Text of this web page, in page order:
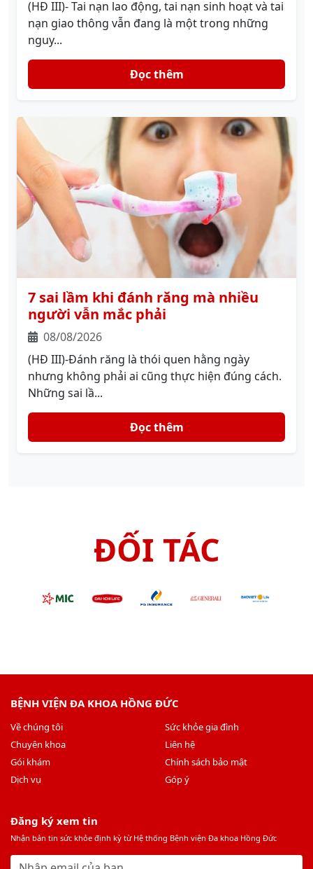
(HĐ III)- Tai nạn lao động, tai nạn sinh hoạt và tai
nạn giao thông vẫn đang là một trong những
nguy...
Đọc thêm
7 sai lầm khi đánh răng mà nhiều
người vẫn mắc phải
08/08/2026
(HĐ III)-Đánh răng là thói quen hằng ngày
nhưng không phải ai cũng thực hiện đúng cách.
Những sai lầ...
Đọc thêm
ĐỐI TÁC
BỆNH VIỆN ĐA KHOA HỒNG ĐỨC
Về chúng tôi
Chuyên khoa
Gói khám
Dịch vụ
Sức khỏe gia đình
Liên hệ
Chính sách bảo mật
Góp ý
Đăng ký xem tin
Nhận bản tin sức khỏe định kỳ từ Hệ thống Bệnh viện Đa khoa Hồng Đức